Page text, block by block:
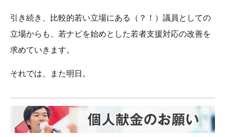
引き続き、比較的若い立場にある（？！）議員としての
立場からも、若ナビを始めとした若者支援対応の改善を
求めていきます。
それでは、また明日。